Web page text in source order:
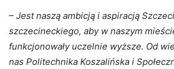
– Jest naszą ambicją i aspiracją
szczecineckiego, aby w naszym
funkcjonowały uczelnie wyższe. Od
nas Politechnika Koszalińska i